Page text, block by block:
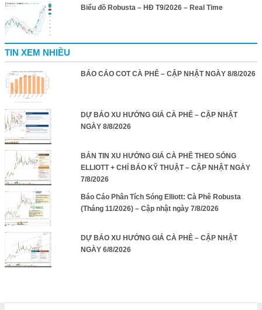
Biểu đồ Robusta – HĐ T9/2026 – Real Time
TIN XEM NHIỀU
BÁO CÁO COT CÀ PHÊ – CẬP NHẬT NGÀY 8/8/2026
DỰ BÁO XU HƯỚNG GIÁ CÀ PHÊ – CẬP NHẬT
NGÀY 8/8/2026
BẢN TIN XU HƯỚNG GIÁ CÀ PHÊ THEO SÓNG
ELLIOTT + CHỈ BÁO KỸ THUẬT – CẬP NHẬT NGÀY
7/8/2026
Báo Cáo Phân Tích Sóng Elliott: Cà Phê Robusta
(Tháng 11/2026) – Cập nhật ngày 7/8/2026
DỰ BÁO XU HƯỚNG GIÁ CÀ PHÊ – CẬP NHẬT
NGÀY 6/8/2026